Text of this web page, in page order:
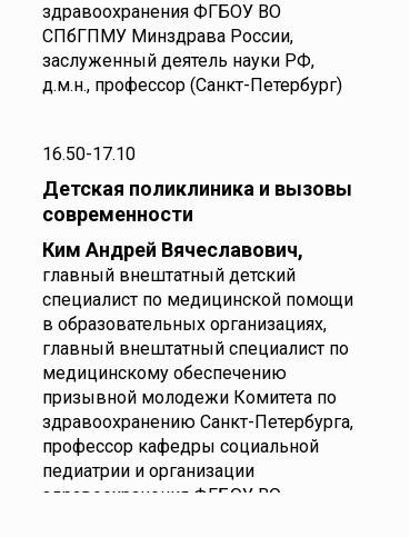
здравоохранения ФГБОУ ВО
СПбГПМУ Минздрава России,
заслуженный деятель науки РФ,
д.м.н., профессор (Санкт-Петербург)
16.50-17.10
Детская поликлиника и вызовы
современности
Ким Андрей Вячеславович,
главный внештатный детский
специалист по медицинской помощи
в образовательных организациях,
главный внештатный специалист по
медицинскому обеспечению
призывной молодежи Комитета по
здравоохранению Санкт-Петербурга,
профессор кафедры социальной
педиатрии и организации
здравоохранения ФГБОУ ВО